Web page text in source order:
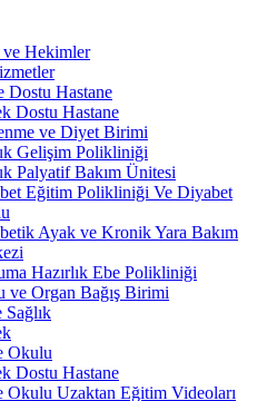
ve Hekimler
Dostu Hastane
Dostu Hastane
ve Diyet Birimi
Gelişim Polikliniği
Palyatif Bakım Ünitesi
Eğitim Polikliniği Ve Diyabet
Ayak ve Kronik Yara Bakım
Hazırlık Ebe Polikliniği
ve Organ Bağış Birimi
Sağlık
Okulu
Dostu Hastane
Okulu Uzaktan Eğitim Videoları